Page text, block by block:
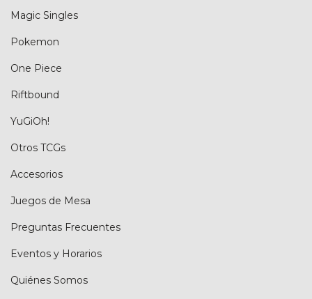
Magic Singles
Pokemon
One Piece
Riftbound
YuGiOh!
Otros TCGs
Accesorios
Juegos de Mesa
Preguntas Frecuentes
Eventos y Horarios
Quiénes Somos